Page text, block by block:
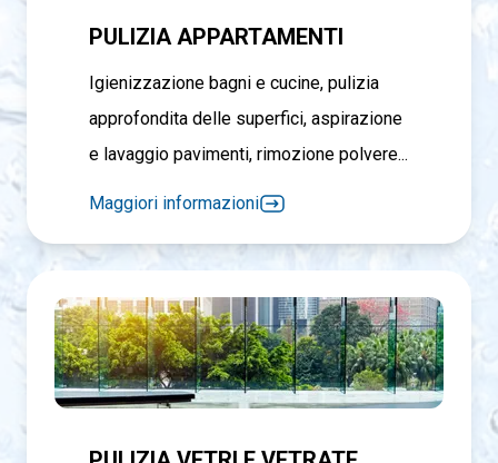
PULIZIA APPARTAMENTI
Igienizzazione bagni e cucine, pulizia
approfondita delle superfici, aspirazione
e lavaggio pavimenti, rimozione polvere...
Maggiori informazioni